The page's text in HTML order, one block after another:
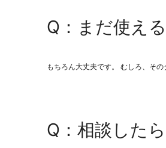
Q：まだ使え
もちろん大丈夫です。 むしろ、そ
Q：相談した